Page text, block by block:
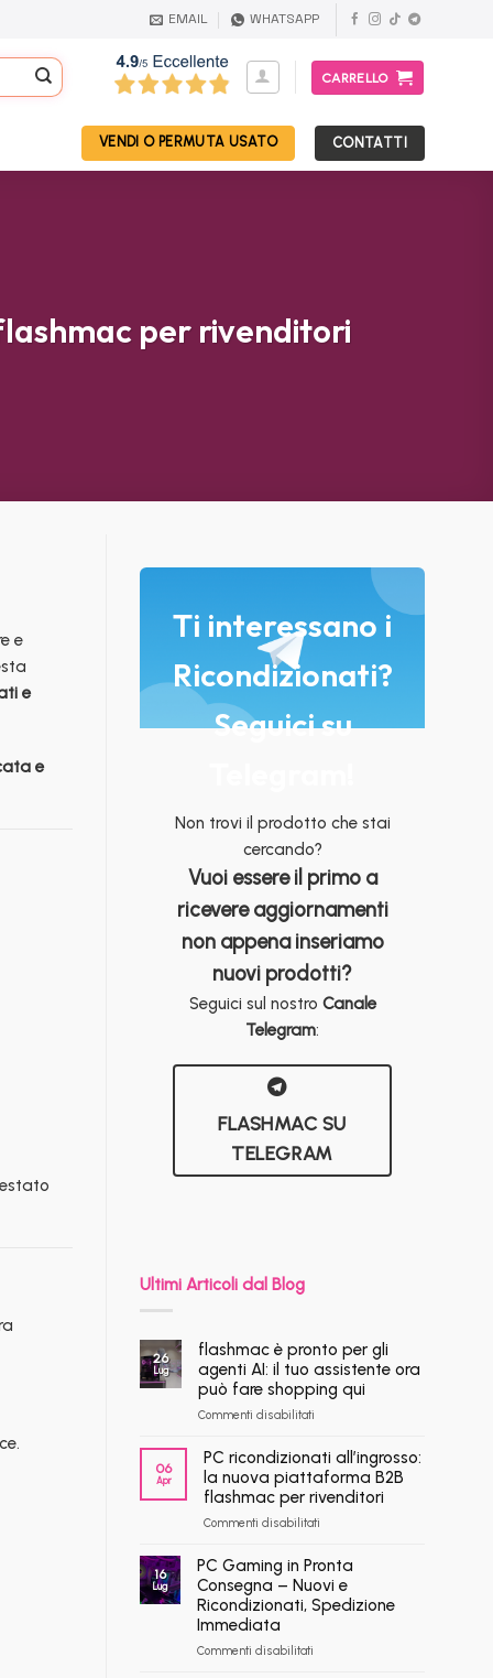
EMAIL WHATSAPP
CARRELLO
VENDI O PERMUTA USATO CONTATTI
per rivenditori
e
e
e
Ti interessano i
Ricondizionati?
Seguici su
Non trovi il prodotto che stai
cercando?
Vuoi essere il primo a
ricevere aggiornamenti
non appena inseriamo
nuovi prodotti?
Seguici sul nostro Canale
Telegram:
FLASHMAC SU
TELEGRAM
Ultimi Articoli dal Blog
26
Lug
flashmac è pronto per gli
agenti AI: il tuo assistente ora
può fare shopping qui
Commenti disabilitati
è
pronto
per
gli
agenti
il
tuo
assistente
ora
06
Apr
PC ricondizionati all’ingrosso:
la nuova piattaforma B2B
flashmac per rivenditori
Commenti disabilitati
ricondizionati
all’ingrosso:
la
nuova
16
Lug
PC Gaming in Pronta
Consegna – Nuovi e
Ricondizionati, Spedizione
Immediata
Commenti disabilitati